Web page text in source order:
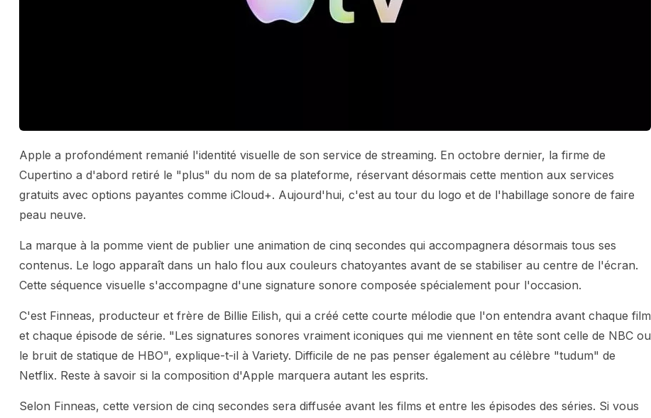
Apple a profondément remanié l'identité visuelle de son service de streaming. En octobre dernier, la firme de
Cupertino a d'abord retiré le "plus" du nom de sa plateforme, réservant désormais cette mention aux services
gratuits avec options payantes comme iCloud+. Aujourd'hui, c'est au tour du logo et de l'habillage sonore de faire
peau neuve.
La marque à la pomme vient de publier une animation de cinq secondes qui accompagnera désormais tous ses
contenus. Le logo apparaît dans un halo flou aux couleurs chatoyantes avant de se stabiliser au centre de l'écran.
Cette séquence visuelle s'accompagne d'une signature sonore composée spécialement pour l'occasion.
C'est Finneas, producteur et frère de Billie Eilish, qui a créé cette courte mélodie que l'on entendra avant chaque film
et chaque épisode de série. "Les signatures sonores vraiment iconiques qui me viennent en tête sont celle de NBC ou
le bruit de statique de HBO", explique-t-il à Variety. Difficile de ne pas penser également au célèbre "tudum" de
Netflix. Reste à savoir si la composition d'Apple marquera autant les esprits.
Selon Finneas, cette version de cinq secondes sera diffusée avant les films et entre les épisodes des séries. Si vous